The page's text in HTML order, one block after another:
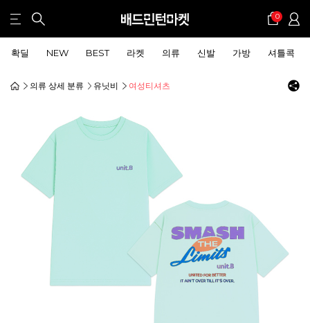
0
확딜 NEW BEST 라켓 의류 신발 가방 셔틀콕
의류 상세 분류 유닛비 여성티셔츠